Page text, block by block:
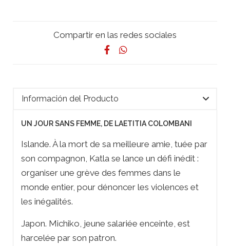
Compartir en las redes sociales
Información del Producto
UN JOUR SANS FEMME, DE LAETITIA COLOMBANI
Islande. À la mort de sa meilleure amie, tuée par
son compagnon, Katla se lance un défi inédit :
organiser une grève des femmes dans le
monde entier, pour dénoncer les violences et
les inégalités.
Japon. Michiko, jeune salariée enceinte, est
harcelée par son patron.